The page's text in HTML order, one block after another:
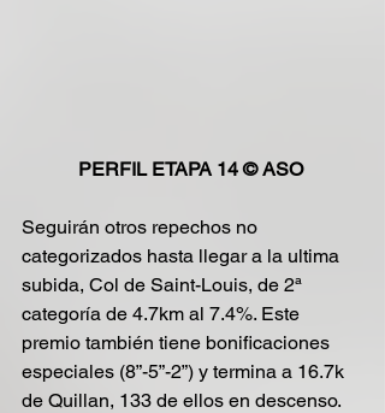
PERFIL ETAPA 14 © ASO
Seguirán otros repechos no
categorizados hasta llegar a la ultima
subida, Col de Saint-Louis, de 2ª
categoría de 4.7km al 7.4%. Este
premio también tiene bonificaciones
especiales (8”-5”-2”) y termina a 16.7k
de Quillan, 133 de ellos en descenso.